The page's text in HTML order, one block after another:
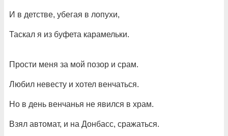
И в детстве, убегая в лопухи,
Таскал я из буфета карамельки.
Прости меня за мой позор и срам.
Любил невесту и хотел венчаться.
Но в день венчанья не явился в храм.
Взял автомат, и на Донбасс, сражаться.